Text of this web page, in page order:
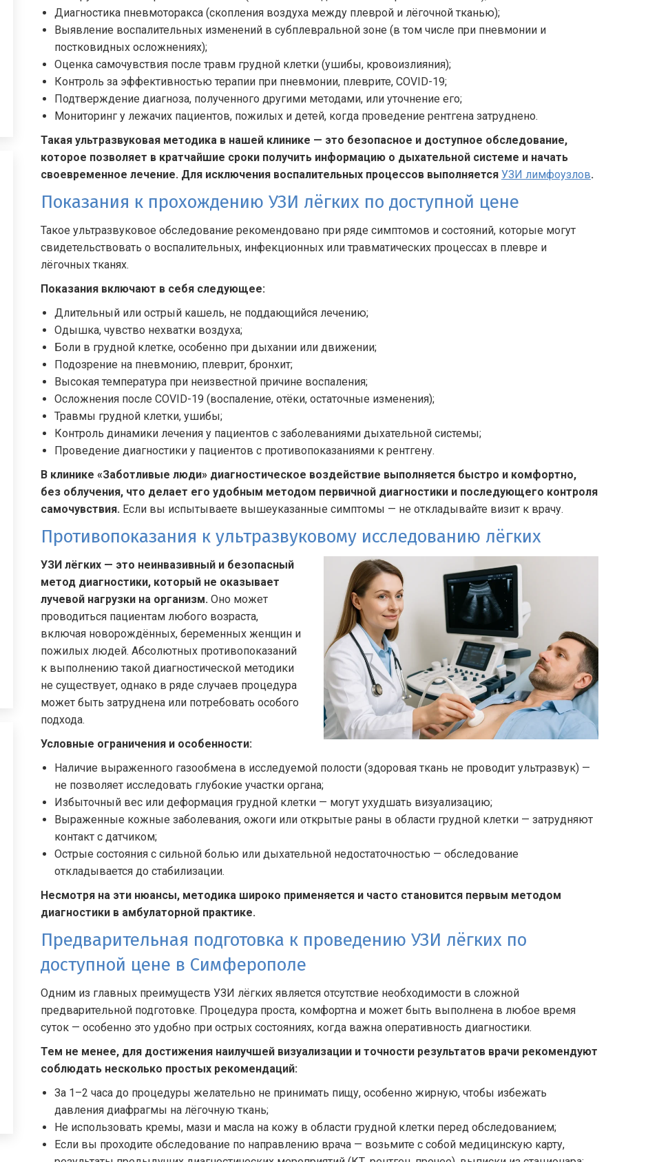
Диагностика пневмоторакса (скопления воздуха между плеврой и лёгочной тканью);
Выявление воспалительных изменений в субплевральной зоне (в том числе при пневмонии и
постковидных осложнениях);
Оценка самочувствия после травм грудной клетки (ушибы, кровоизлияния);
Контроль за эффективностью терапии при пневмонии, плеврите, COVID-19;
Подтверждение диагноза, полученного другими методами, или уточнение его;
Мониторинг у лежачих пациентов, пожилых и детей, когда проведение рентгена затруднено.
Такая ультразвуковая методика в нашей клинике — это безопасное и доступное обследование,
которое позволяет в кратчайшие сроки получить информацию о дыхательной системе и начать
своевременное лечение. Для исключения воспалительных процессов выполняется УЗИ лимфоузлов.
Показания к прохождению УЗИ лёгких по доступной цене
Такое ультразвуковое обследование рекомендовано при ряде симптомов и состояний, которые могут
свидетельствовать о воспалительных, инфекционных или травматических процессах в плевре и
лёгочных тканях.
Показания включают в себя следующее:
Длительный или острый кашель, не поддающийся лечению;
Одышка, чувство нехватки воздуха;
Боли в грудной клетке, особенно при дыхании или движении;
Подозрение на пневмонию, плеврит, бронхит;
Высокая температура при неизвестной причине воспаления;
Осложнения после COVID-19 (воспаление, отёки, остаточные изменения);
Травмы грудной клетки, ушибы;
Контроль динамики лечения у пациентов с заболеваниями дыхательной системы;
Проведение диагностики у пациентов с противопоказаниями к рентгену.
В клинике «Заботливые люди» диагностическое воздействие выполняется быстро и комфортно,
без облучения, что делает его удобным методом первичной диагностики и последующего контроля
самочувствия. Если вы испытываете вышеуказанные симптомы — не откладывайте визит к врачу.
Противопоказания к ультразвуковому исследованию лёгких
УЗИ лёгких — это неинвазивный и безопасный
метод диагностики, который не оказывает
лучевой нагрузки на организм. Оно может
проводиться пациентам любого возраста,
включая новорождённых, беременных женщин и
пожилых людей. Абсолютных противопоказаний
к выполнению такой диагностической методики
не существует, однако в ряде случаев процедура
может быть затруднена или потребовать особого
подхода.
Условные ограничения и особенности:
Наличие выраженного газообмена в исследуемой полости (здоровая ткань не проводит ультразвук) —
не позволяет исследовать глубокие участки органа;
Избыточный вес или деформация грудной клетки — могут ухудшать визуализацию;
Выраженные кожные заболевания, ожоги или открытые раны в области грудной клетки — затрудняют
контакт с датчиком;
Острые состояния с сильной болью или дыхательной недостаточностью — обследование
откладывается до стабилизации.
Несмотря на эти нюансы, методика широко применяется и часто становится первым методом
диагностики в амбулаторной практике.
Предварительная подготовка к проведению УЗИ лёгких по
доступной цене в Симферополе
Одним из главных преимуществ УЗИ лёгких является отсутствие необходимости в сложной
предварительной подготовке. Процедура проста, комфортна и может быть выполнена в любое время
суток — особенно это удобно при острых состояниях, когда важна оперативность диагностики.
Тем не менее, для достижения наилучшей визуализации и точности результатов врачи рекомендуют
соблюдать несколько простых рекомендаций:
За 1–2 часа до процедуры желательно не принимать пищу, особенно жирную, чтобы избежать
давления диафрагмы на лёгочную ткань;
Не использовать кремы, мази и масла на кожу в области грудной клетки перед обследованием;
Если вы проходите обследование по направлению врача — возьмите с собой медицинскую карту,